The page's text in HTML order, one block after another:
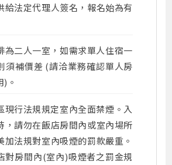
給法定代理人簽名，報名始為有
為二人一室，如需求單人住宿一
須補價差 (請洽業務確認單人房
)。
現行法規規定室內全面禁煙。入
，請勿在飯店房間內或室內場所
加法規對室內吸煙的罰款嚴重。
對房間內(室內)吸煙者之罰金規